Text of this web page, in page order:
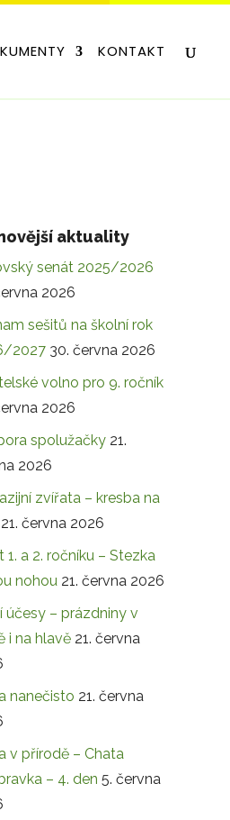
KONTAKT
aktuality
senát 2025/2026
2026
sešitů na školní rok
2027 30. června 2026
volno pro 9. ročník
2026
spolužačky 21.
2026
zvířata – kresba na
21. června 2026
1. a 2. ročníku – Stezka
nohou 21. června 2026
účesy – prázdniny v
i na hlavě 21. června
nanečisto 21. června
v přírodě – Chata
– 4. den 5. června